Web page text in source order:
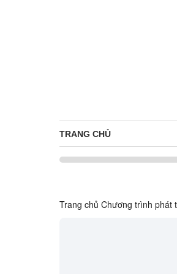
TRANG CHỦ
Trang chủ Chương trình phát